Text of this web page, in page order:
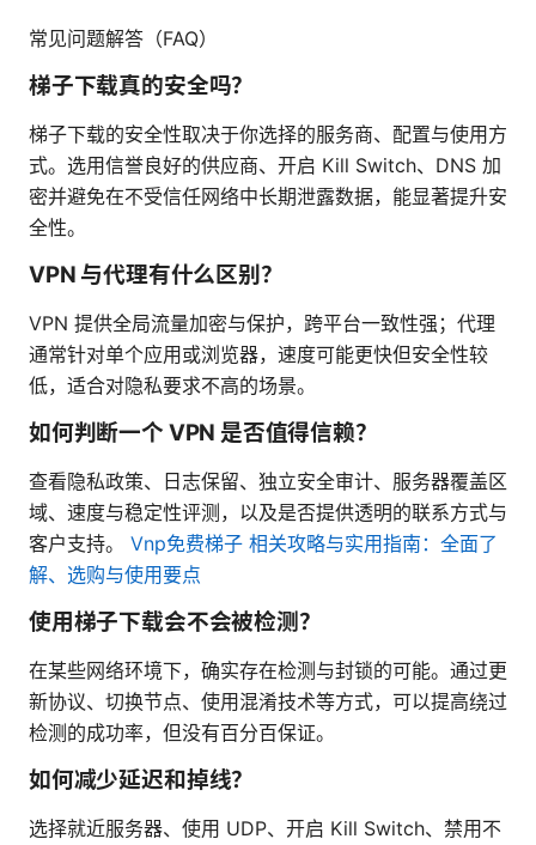
常见问题解答（FAQ）
梯子下载真的安全吗？
梯子下载的安全性取决于你选择的服务商、配置与使用方
式。选用信誉良好的供应商、开启 Kill Switch、DNS 加
密并避免在不受信任网络中长期泄露数据，能显著提升安
全性。
VPN 与代理有什么区别？
VPN 提供全局流量加密与保护，跨平台一致性强；代理
通常针对单个应用或浏览器，速度可能更快但安全性较
低，适合对隐私要求不高的场景。
如何判断一个 VPN 是否值得信赖？
查看隐私政策、日志保留、独立安全审计、服务器覆盖区
域、速度与稳定性评测，以及是否提供透明的联系方式与
客户支持。 Vnp免费梯子 相关攻略与实用指南：全面了
解、选购与使用要点
使用梯子下载会不会被检测？
在某些网络环境下，确实存在检测与封锁的可能。通过更
新协议、切换节点、使用混淆技术等方式，可以提高绕过
检测的成功率，但没有百分百保证。
如何减少延迟和掉线？
选择就近服务器、使用 UDP、开启 Kill Switch、禁用不